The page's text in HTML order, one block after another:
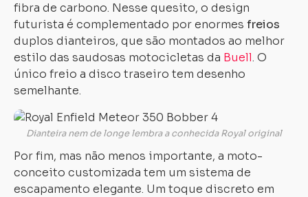
fibra de carbono. Nesse quesito, o design
futurista é complementado por enormes freios
duplos dianteiros, que são montados ao melhor
estilo das saudosas motocicletas da Buell. O
único freio a disco traseiro tem desenho
semelhante.
Dianteira nem de longe lembra a conhecida Royal original
Por fim, mas não menos importante, a moto-
conceito customizada tem um sistema de
escapamento elegante. Um toque discreto em